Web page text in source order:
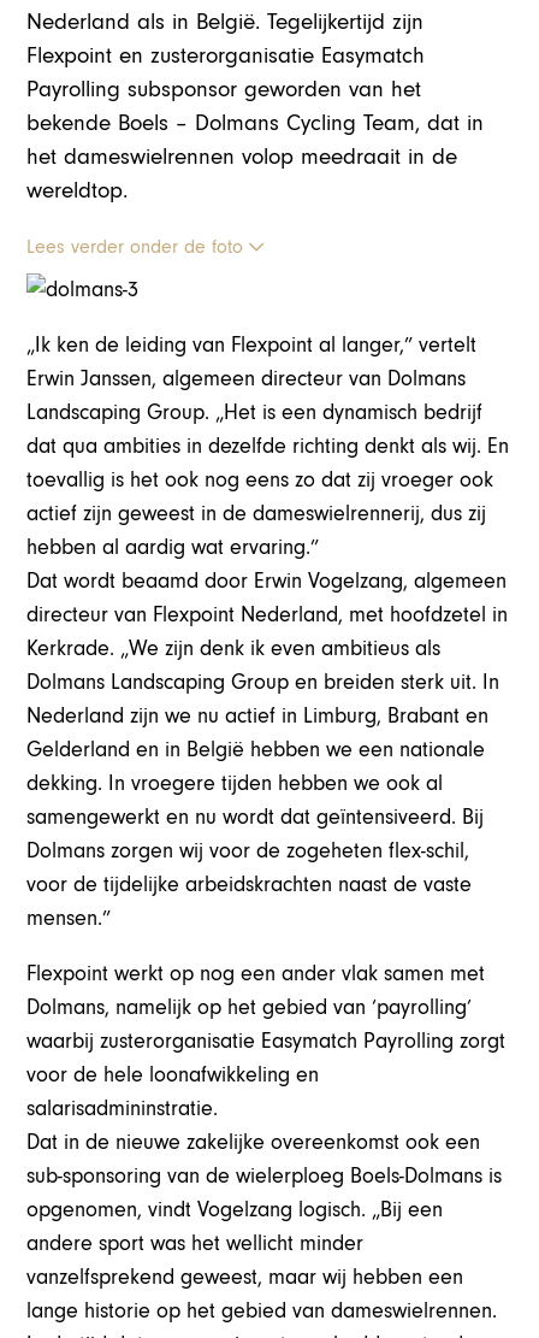
Nederland als in België. Tegelijkertijd zijn
Flexpoint en zusterorganisatie Easymatch
Payrolling subsponsor geworden van het
bekende Boels – Dolmans Cycling Team, dat in
het dameswielrennen volop meedraait in de
wereldtop.
Lees verder onder de foto
„Ik ken de leiding van Flexpoint al langer,” vertelt
Erwin Janssen, algemeen directeur van Dolmans
Landscaping Group. „Het is een dynamisch bedrijf
dat qua ambities in dezelfde richting denkt als wij. En
toevallig is het ook nog eens zo dat zij vroeger ook
actief zijn geweest in de dameswielrennerij, dus zij
hebben al aardig wat ervaring.”
Dat wordt beaamd door Erwin Vogelzang, algemeen
directeur van Flexpoint Nederland, met hoofdzetel in
Kerkrade. „We zijn denk ik even ambitieus als
Dolmans Landscaping Group en breiden sterk uit. In
Nederland zijn we nu actief in Limburg, Brabant en
Gelderland en in België hebben we een nationale
dekking. In vroegere tijden hebben we ook al
samengewerkt en nu wordt dat geïntensiveerd. Bij
Dolmans zorgen wij voor de zogeheten flex-schil,
voor de tijdelijke arbeidskrachten naast de vaste
mensen.”
Flexpoint werkt op nog een ander vlak samen met
Dolmans, namelijk op het gebied van ‘payrolling’
waarbij zusterorganisatie Easymatch Payrolling zorgt
voor de hele loonafwikkeling en
salarisadmininstratie.
Dat in de nieuwe zakelijke overeenkomst ook een
sub-sponsoring van de wielerploeg Boels-Dolmans is
opgenomen, vindt Vogelzang logisch. „Bij een
andere sport was het wellicht minder
vanzelfsprekend geweest, maar wij hebben een
lange historie op het gebied van dameswielrennen.